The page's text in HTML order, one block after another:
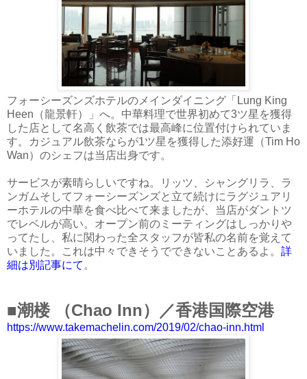
フォーシーズンズホテルのメインダイニング「Lung King
Heen（龍景軒）」へ。中華料理で世界初めて3ツ星を獲得
した店として名高く飲茶では最高峰に位置付けられていま
す。カジュアル飲茶ならが1ツ星を獲得した添好運（Tim Ho
Wan）のシェフは当店出身です。
サービスが素晴らしいですね。リッツ、シャングリラ、ラ
ンガムそしてフォーシーズンズと立て続けにラグジュアリ
ーホテルの中華を食べ比べて来ましたが、当店がダントツ
でレベルが高い。オープン前のミーティングはしっかりや
ってたし、私に関わった全スタッフが皆私の名前を覚えて
いました。これは中々できそうでできないことあるよ。 詳
細は別記事にて 。
■潮楼 （Chao Inn）／香港国際空港
https://www.takemachelin.com/2019/02/chao-inn.html